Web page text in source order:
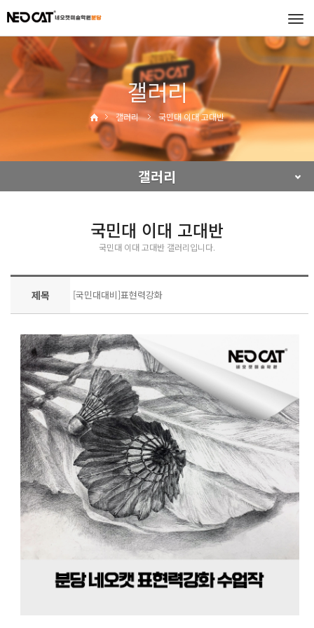
갤러리
갤러리 국민대 이대 고대반
갤러리
국민대 이대 고대반
국민대 이대 고대반 갤러리입니다.
제목 [국민대대비]표현력강화